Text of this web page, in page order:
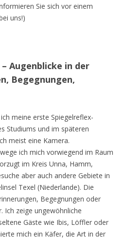
Sie sich vor einem
uns!)
Augenblicke in der
Begegnungen,
meine erste Spiegelreflex-
Studiums und im späteren
meist eine Kamera.
ich mich vorwiegend im Raum
im Kreis Unna, Hamm,
aber auch andere Gebiete in
Texel (Niederlande). Die
Begegnungen oder
Ich zeige ungewöhnliche
Gäste wie Ibis, Löffler oder
mich ein Käfer, die Art in der